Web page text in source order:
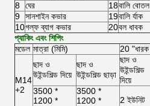
8 ঘের 18বালি বোতল
9 সানশাইন কভার 19বালি র্যাক
10গল্ফ ব্যাগ কভার 20বল ধাবক
প্যাকিং এবং শিপিং
মডেল মাত্রা (মিমি) 20 "ধারক
M14
+2
ছাদ ও
উইন্ডশিল্ড দিয়ে
ছাদ ও
উইন্ডশিল্ড ছাড়া
ছাদ ও
উইন্ডশিল্ড
দিয়ে
3500 *
1200 *
3500 *
1200 *
2 ইউনিট